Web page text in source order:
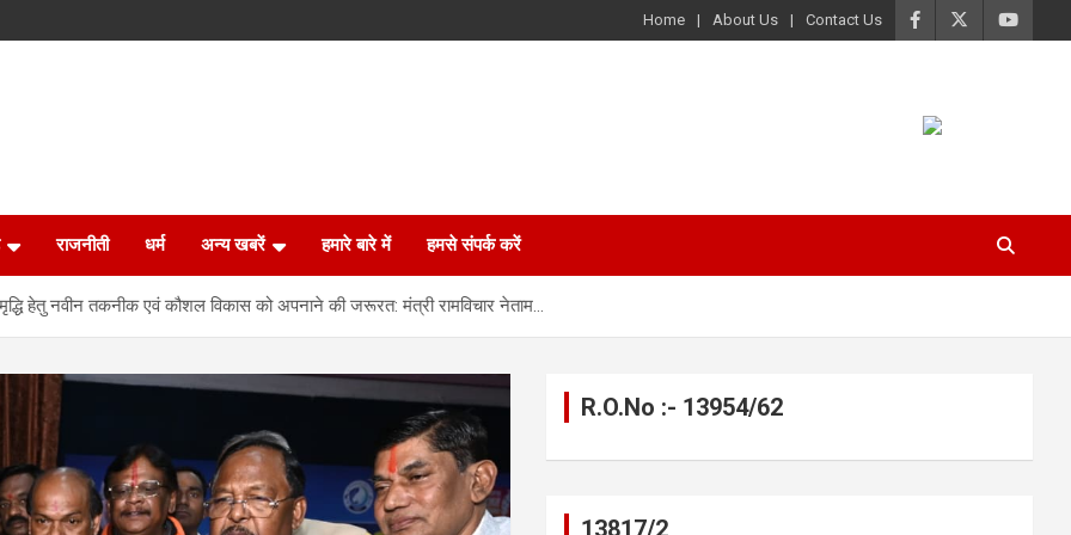
Home About Us Contact Us
राजनीती धर्म अन्य खबरें हमारे बारे में हमसे संपर्क करें
हेतु नवीन तकनीक एवं कौशल विकास को अपनाने की जरूरत: मंत्री रामविचार नेताम…
R.O.No :- 13954/62
13817/2